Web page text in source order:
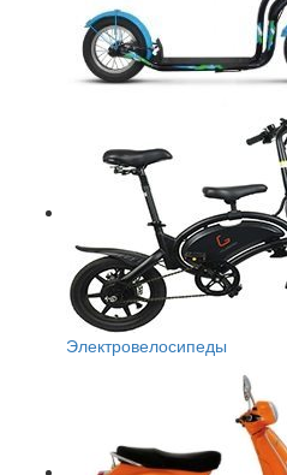
Электровелосипеды